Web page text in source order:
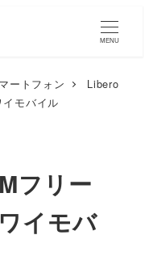
MENU
ートフォン
Libero
モバイル
フリー
イモバ